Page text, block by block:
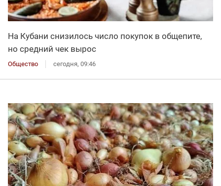
На Кубани снизилось число покупок в общепите,
но средний чек вырос
Общество сегодня, 09:46